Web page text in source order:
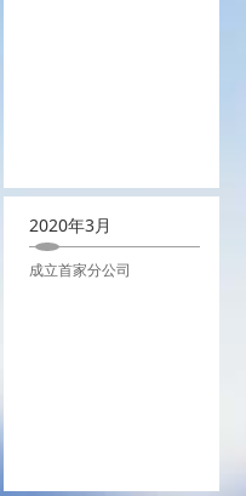
2020年3月
成立首家分公司